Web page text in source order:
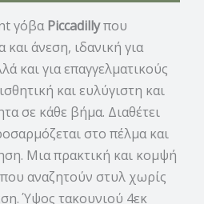
γόβαPiccadillyπου
άνεση, ιδανική για
και για επαγγελματικούς
και ευλύγιστη και
σε κάθε βήμα. Διαθέτει
στο πέλμα και
Μια πρακτική και κομψή
που αναζητούν στυλ χωρίς
Ύψος τακουνιού 4εκ